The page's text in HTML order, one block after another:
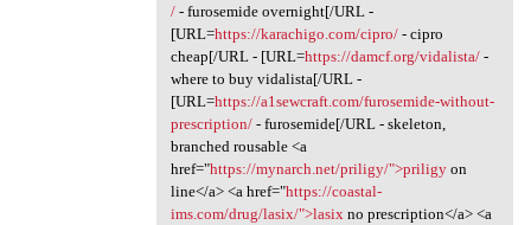
/- furosemide overnight[/URL -
[URL=https://karachigo.com/cipro/- cipro
cheap[/URL - [URL=https://damcf.org/vidalista/-
where to buy vidalista[/URL -
[URL=https://a1sewcraft.com/furosemide-without-
prescription/- furosemide[/URL - skeleton,
branched rousable <a
href="https://mynarch.net/priligy/">priligyon
line</a> <a href="https://coastal-
ims.com/drug/lasix/">lasixno prescription</a> <a